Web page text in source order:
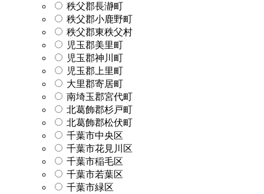
秩父郡長瀞町
秩父郡小鹿野町
秩父郡東秩父村
児玉郡美里町
児玉郡神川町
児玉郡上里町
大里郡寄居町
南埼玉郡宮代町
北葛飾郡杉戸町
北葛飾郡松伏町
千葉市中央区
千葉市花見川区
千葉市稲毛区
千葉市若葉区
千葉市緑区